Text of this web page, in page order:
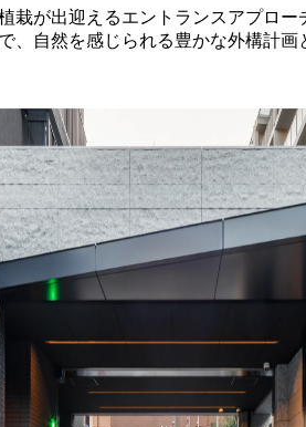
栽が出迎えるエントランスアプロー
、
自然を感じられる豊かな外構計画